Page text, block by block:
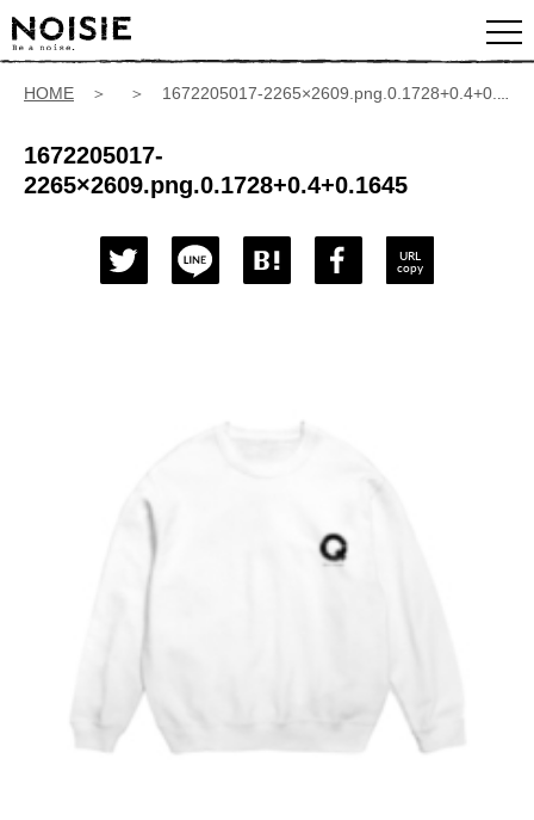
HOME ＞ ＞ 1672205017-2265×2609.png.0.1728+0.4+0.1645
1672205017-
2265×2609.png.0.1728+0.4+0.1645
URL
copy